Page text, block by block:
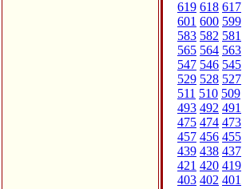
619 618 617
601 600 599
583 582 581
565 564 563
547 546 545
529 528 527
511 510 509
493 492 491
475 474 473
457 456 455
439 438 437
421 420 419
403 402 401